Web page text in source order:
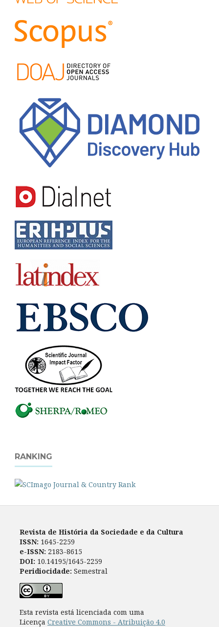
RANKING
Revista de História da Sociedade e da Cultura
ISSN: 1645-2259
e-ISSN: 2183-8615
DOI: 10.14195/1645-2259
Peridiocidade: Semestral
Esta revista está licenciada com uma
Licença Creative Commons - Atribuição 4.0